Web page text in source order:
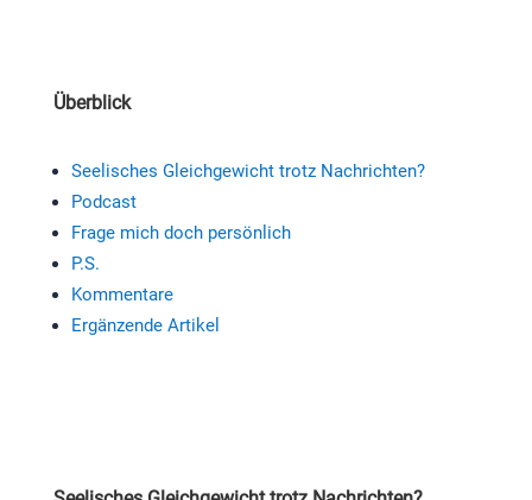
Überblick
Seelisches Gleichgewicht trotz Nachrichten?
Podcast
Frage mich doch persönlich
P.S.
Kommentare
Ergänzende Artikel